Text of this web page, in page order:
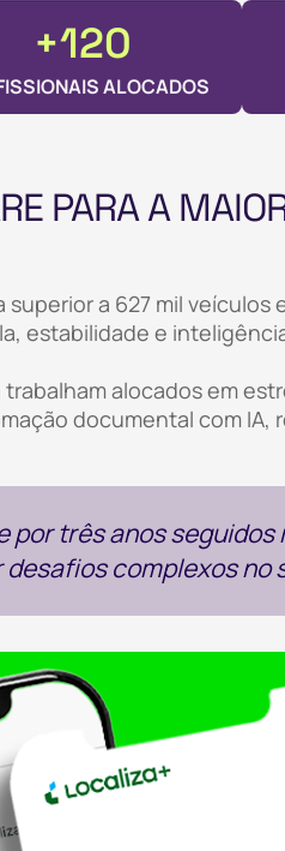
+120
ALOCADOS
PARA A
a 627 mil veículos
estabilidade e
alocados em
documental com
por três anos
complexos no